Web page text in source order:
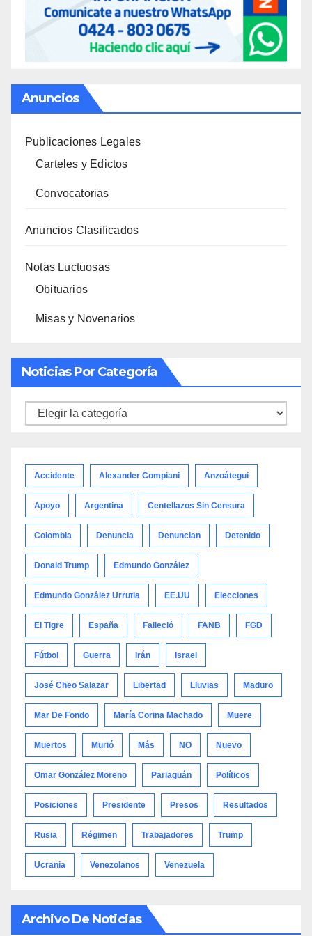
Anuncios
Publicaciones Legales
Carteles y Edictos
Convocatorias
Anuncios Clasificados
Notas Luctuosas
Obituarios
Misas y Novenarios
Noticias Por Categoría
Noticias
Accidente Alexander Compiani Anzoátegui
Apoyo Argentina Centellazos Sin Censura
Colombia Denuncia Denuncian Detenido
Donald Trump Edmundo González
Edmundo González Urrutia EE.UU Elecciones
El Tigre España Falleció FANB FGD
Fútbol Guerra Irán Israel
José Cheo Salazar Libertad Lluvias Maduro
Mar De Fondo María Corina Machado Muere
Muertos Murió Más NO Nuevo
Omar González Moreno Pariaguán Políticos
Posiciones Presidente Presos Resultados
Rusia Régimen Trabajadores Trump
Ucrania Venezolanos Venezuela
Archivo De Noticias